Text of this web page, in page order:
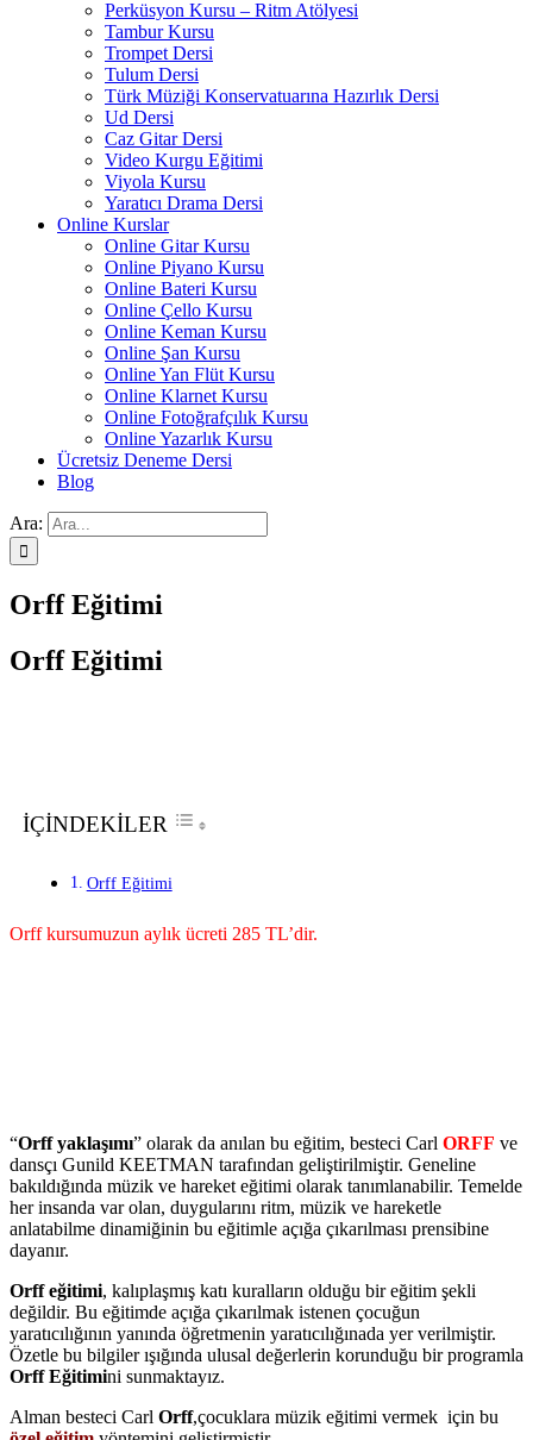
Perküsyon Kursu – Ritm Atölyesi
Tambur Kursu
Trompet Dersi
Tulum Dersi
Türk Müziği Konservatuarına Hazırlık Dersi
Ud Dersi
Caz Gitar Dersi
Video Kurgu Eğitimi
Viyola Kursu
Yaratıcı Drama Dersi
Online Kurslar
Online Gitar Kursu
Online Piyano Kursu
Online Bateri Kursu
Online Çello Kursu
Online Keman Kursu
Online Şan Kursu
Online Yan Flüt Kursu
Online Klarnet Kursu
Online Fotoğrafçılık Kursu
Online Yazarlık Kursu
Ücretsiz Deneme Dersi
Blog
Ara:
Orff Eğitimi
Orff Eğitimi
İÇİNDEKİLER
Orff Eğitimi
Orff kursumuzun aylık ücreti 285 TL’dir.
“Orff yaklaşımı” olarak da anılan bu eğitim, besteci Carl ORFF ve
dansçı Gunild KEETMAN tarafından geliştirilmiştir. Geneline
bakıldığında müzik ve hareket eğitimi olarak tanımlanabilir. Temelde
her insanda var olan, duygularını ritm, müzik ve hareketle
anlatabilme dinamiğinin bu eğitimle açığa çıkarılması prensibine
dayanır.
Orff eğitimi, kalıplaşmış katı kuralların olduğu bir eğitim şekli
değildir. Bu eğitimde açığa çıkarılmak istenen çocuğun
yaratıcılığının yanında öğretmenin yaratıcılığınada yer verilmiştir.
Özetle bu bilgiler ışığında ulusal değerlerin korunduğu bir programla
Orff Eğitimini sunmaktayız.
Alman besteci Carl Orff,çocuklara müzik eğitimi vermek için bu